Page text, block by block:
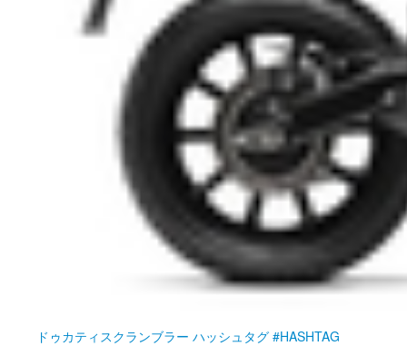
ドゥカティ スクランブラー ハッシュタグ #HASHTAG